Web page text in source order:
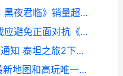
角川集团证实《艾尔登法环：黑夜君临》销量超预期 角川股份
知名游戏设计师：同类型游戏应避免正面对抗《圣安地列斯》 知名游戏设计师有哪些
《泰坦之旅2》公开价格调整通知 泰坦之旅2下载手机版
《守望先锋2》第20赛季：最新地图和高玩唯一功能 守望先锋2和1是一个游戏吗